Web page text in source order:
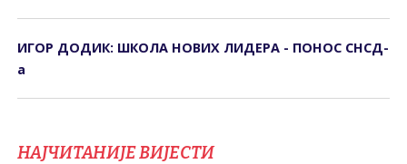
ИГОР ДОДИК: ШКОЛА НОВИХ ЛИДЕРА - ПОНОС СНСД-
а
НАЈЧИТАНИЈЕ ВИЈЕСТИ